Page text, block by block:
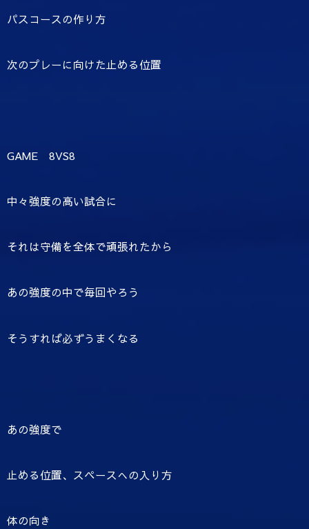
パスコースの作り方
次のプレーに向けた止める位置
GAME 8VS8
中々強度の高い試合に
それは守備を全体で頑張れたから
あの強度の中で毎回やろう
そうすれば必ずうまくなる
あの強度で
止める位置、スペースへの入り方
体の向き